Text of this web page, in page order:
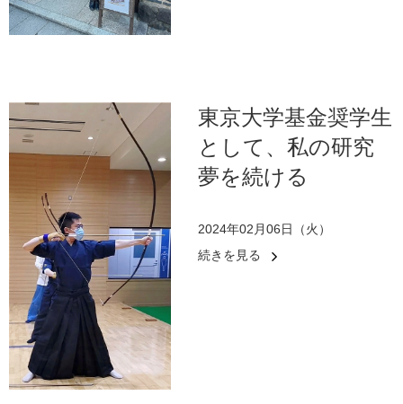
東京大学基金奨学生
として、私の研究
夢を続ける
2024年02月06日（火）
続きを見る